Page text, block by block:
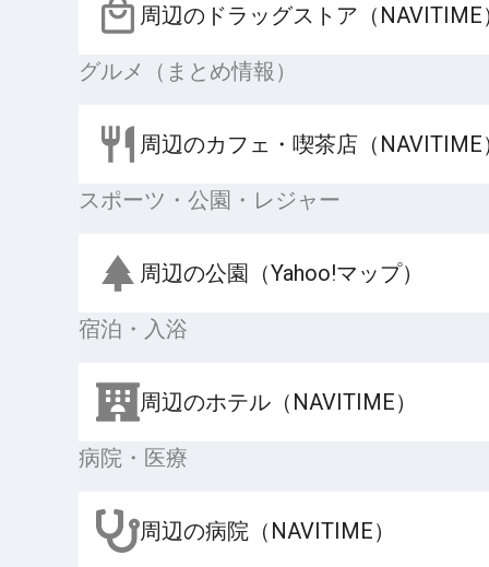
周辺のドラッグストア（NAVITIME
グルメ（まとめ情報）
周辺のカフェ・喫茶店（NAVITIME
スポーツ・公園・レジャー
周辺の公園（Yahoo!マップ）
宿泊・入浴
周辺のホテル（NAVITIME）
病院・医療
周辺の病院（NAVITIME）